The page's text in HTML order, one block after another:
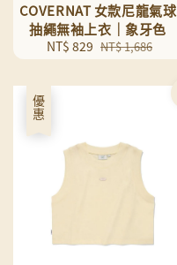
COVERNAT 女款尼龍氣球
抽繩無袖上衣｜象牙色
Sale
price
NT$ 829 Regular
price
NT$ 1,686
優惠